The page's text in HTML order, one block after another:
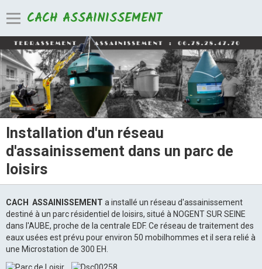
CACH ASSAINISSEMENT
Installation d'un réseau
d'assainissement dans un parc de
loisirs
CACH ASSAINISSEMENT a installé un réseau d'assainissement
destiné à un parc résidentiel de loisirs, situé à NOGENT SUR SEINE
dans l'AUBE, proche de la centrale EDF. Ce réseau de traitement des
eaux usées est prévu pour environ 50 mobilhommes et il sera relié à
une Microstation de 300 EH.